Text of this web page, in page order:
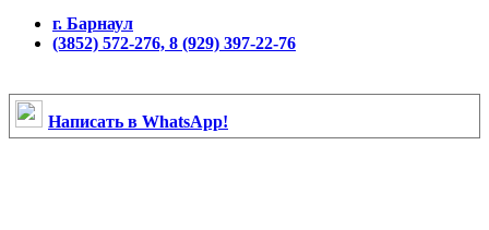
г. Барнаул
(3852) 572-276, 8 (929) 397-22-76
Написать в WhatsApp!